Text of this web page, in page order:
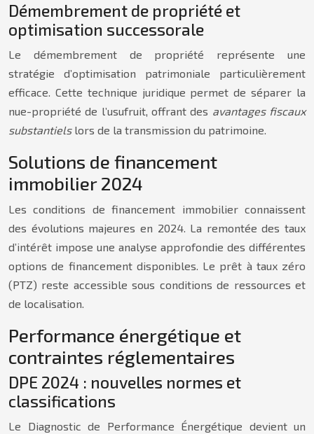
Démembrement de propriété et
optimisation successorale
Le démembrement de propriété représente une
stratégie d’optimisation patrimoniale particulièrement
efficace. Cette technique juridique permet de séparer la
nue-propriété de l’usufruit, offrant des avantages fiscaux
substantiels lors de la transmission du patrimoine.
Solutions de financement
immobilier 2024
Les conditions de financement immobilier connaissent
des évolutions majeures en 2024. La remontée des taux
d’intérêt impose une analyse approfondie des différentes
options de financement disponibles. Le prêt à taux zéro
(PTZ) reste accessible sous conditions de ressources et
de localisation.
Performance énergétique et
contraintes réglementaires
DPE 2024 : nouvelles normes et
classifications
Le Diagnostic de Performance Énergétique devient un